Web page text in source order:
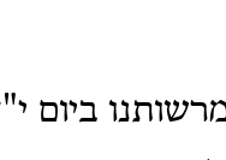
ביום